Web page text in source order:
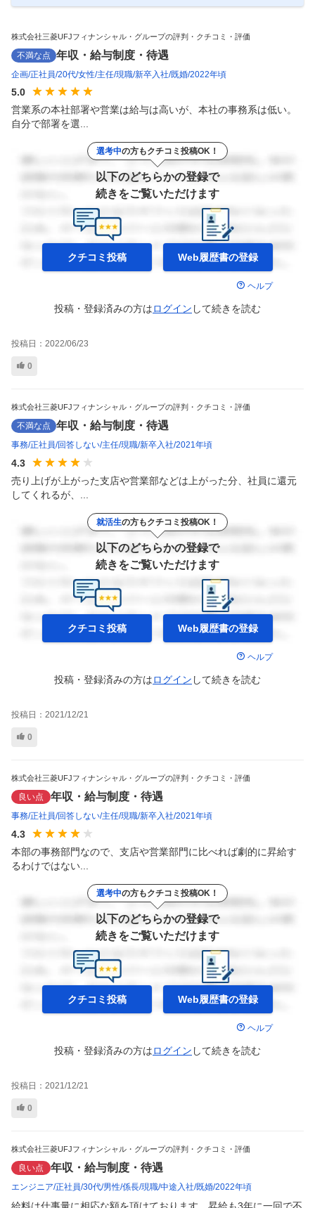
株式会社三菱UFJフィナンシャル・グループの評判・クチコミ・評価
不満な点 年収・給与制度・待遇
企画 正社員 20代 女性 主任 現職 新卒入社 既婚 2022年頃
5.0
営業系の本社部署や営業は給与は高いが、本社の事務系は低い。
自分で部署を選...
選考中の方もクチコミ投稿OK！
以下のどちらかの登録で
続きをご覧いただけます
クチコミ投稿 Web履歴書の登録
ヘルプ
投稿・登録済みの方はログイン して続きを読む
投稿日： 2022/06/23
0
株式会社三菱UFJフィナンシャル・グループの評判・クチコミ・評価
不満な点 年収・給与制度・待遇
事務 正社員 回答しない 主任 現職 新卒入社 2021年頃
4.3
売り上げが上がった支店や営業部などは上がった分、社員に還元
してくれるが、...
就活生の方もクチコミ投稿OK！
以下のどちらかの登録で
続きをご覧いただけます
クチコミ投稿 Web履歴書の登録
ヘルプ
投稿・登録済みの方はログイン して続きを読む
投稿日： 2021/12/21
0
株式会社三菱UFJフィナンシャル・グループの評判・クチコミ・評価
良い点 年収・給与制度・待遇
事務 正社員 回答しない 主任 現職 新卒入社 2021年頃
4.3
本部の事務部門なので、支店や営業部門に比べれば劇的に昇給す
るわけではない...
選考中の方もクチコミ投稿OK！
以下のどちらかの登録で
続きをご覧いただけます
クチコミ投稿 Web履歴書の登録
ヘルプ
投稿・登録済みの方はログイン して続きを読む
投稿日： 2021/12/21
0
株式会社三菱UFJフィナンシャル・グループの評判・クチコミ・評価
良い点 年収・給与制度・待遇
エンジニア 正社員 30代 男性 係長 現職 中途入社 既婚 2022年頃